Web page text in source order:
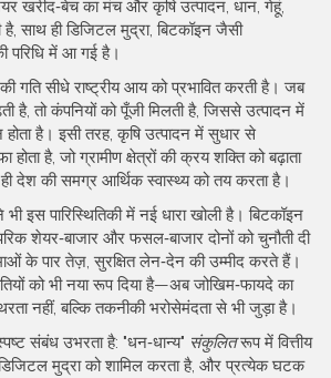
खरीद‑बेच का मंचऔरकृषि उत्पादन, धान, गेहूं,
साथ हीडिजिटल मुद्रा,बिटकॉइन जैसी
परिधि में आ गई है।
गति सीधे राष्ट्रीय आय को प्रभावित करती है। जब
है, तो कंपनियों को पूँजी मिलती है, जिससे उत्पादन में
है। इसी तरह, कृषि उत्पादन में सुधार से
है, जो ग्रामीण क्षेत्रों की क्रय शक्ति को बढ़ाता
देश की समग्र आर्थिक स्वास्थ्य को तय करता है।
इस पारिस्थितिकी में नई धारा खोली है। बिटकॉइन
शेयर‑बाजार और फसल‑बाजार दोनों को चुनौती दी
के पार तेज़, सुरक्षित लेन‑देन की उम्मीद करते हैं।
को भी नया रूप दिया है—अब जोखिम‑फायदे का
नहीं, बल्कि तकनीकी भरोसेमंदता से भी जुड़ा है।
संबंध उभरता है: "धन‑धान्य" संकुलितरूप में वित्तीय
मुद्रा को शामिल करता है, और प्रत्येक घटक